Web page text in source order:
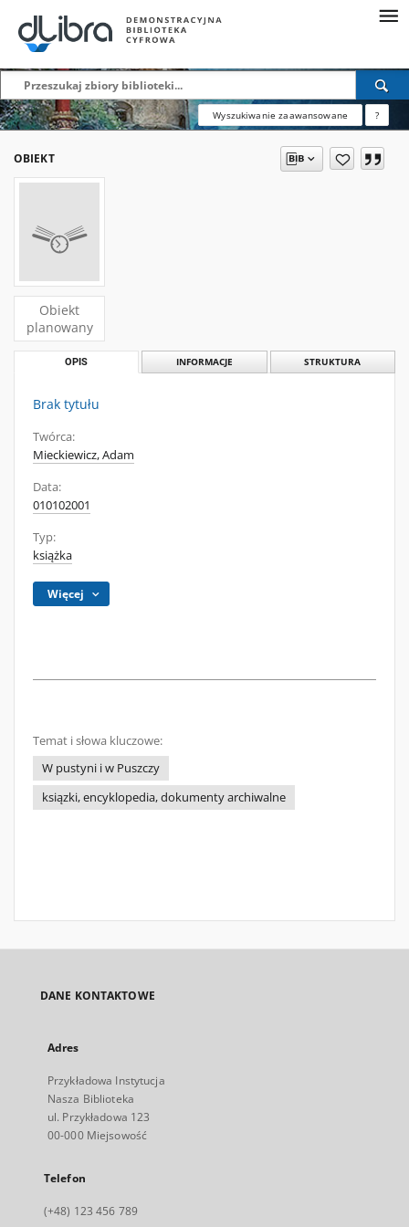
Wyszukiwanie zaawansowane ?
OBIEKT
Obiekt
planowany
OPIS INFORMACJE STRUKTURA
Brak tytułu
Twórca:
Mieckiewicz, Adam
Data:
010102001
Typ:
książka
Więcej
Temat i słowa kluczowe:
W pustyni i w Puszczy
ksiązki, encyklopedia, dokumenty archiwalne
DANE KONTAKTOWE
Adres
Przykładowa Instytucja
Nasza Biblioteka
ul. Przykładowa 123
00-000 Miejsowość
Telefon
(+48) 123 456 789